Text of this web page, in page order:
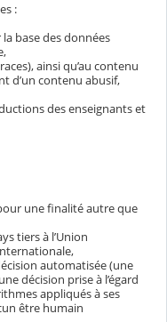
:
base des données
ainsi qu’au contenu
d’un contenu abusif,
des enseignants et
une finalité autre que
tiers à l’Union
automatisée (une
décision prise à l’égard
appliqués à ses
être humain